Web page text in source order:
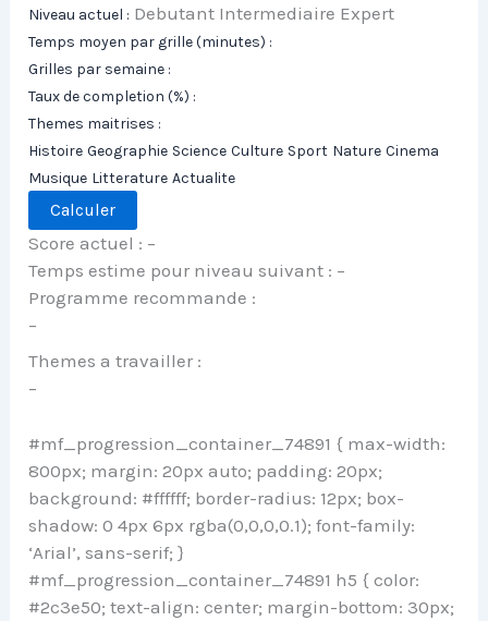
Niveau actuel : Debutant Intermediaire Expert
Temps moyen par grille (minutes) :
Grilles par semaine :
Taux de completion (%) :
Themes maitrises :
Histoire Geographie Science Culture Sport Nature Cinema
Musique Litterature Actualite
Calculer
Score actuel : –
Temps estime pour niveau suivant : –
Programme recommande :
–
Themes a travailler :
–
#mf_progression_container_74891 { max-width:
800px; margin: 20px auto; padding: 20px;
background: #ffffff; border-radius: 12px; box-
shadow: 0 4px 6px rgba(0,0,0,0.1); font-family:
‘Arial’, sans-serif; }
#mf_progression_container_74891 h5 { color:
#2c3e50; text-align: center; margin-bottom: 30px;